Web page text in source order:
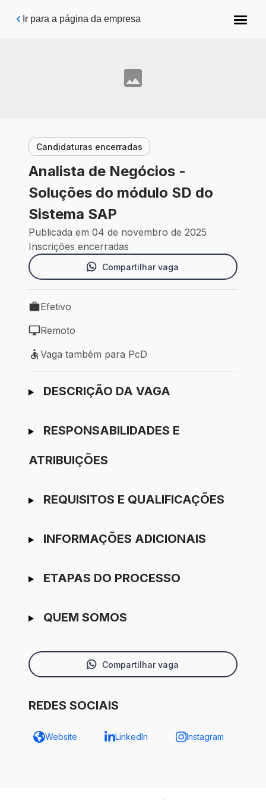
Pular para o conteúdo principal
Ir para a página da empresa
Candidaturas encerradas
Analista de Negócios -
Soluções do módulo SD do
Sistema SAP
Publicada em 04 de novembro de 2025
Inscrições encerradas
Compartilhar vaga
Tipo de vaga: Efetivo
Efetivo
Modelo de trabalho: Remoto
Remoto
Vaga também para PcD
Vaga também para PcD
Ir para candidatura
DESCRIÇÃO DA VAGA
RESPONSABILIDADES E
ATRIBUIÇÕES
REQUISITOS E QUALIFICAÇÕES
INFORMAÇÕES ADICIONAIS
ETAPAS DO PROCESSO
QUEM SOMOS
Compartilhar vaga
REDES SOCIAIS
Website LinkedIn Instagram